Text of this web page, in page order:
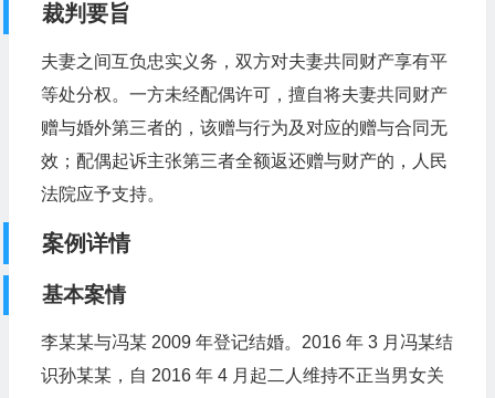
裁判要旨
夫妻之间互负忠实义务，双方对夫妻共同财产享有平
等处分权。一方未经配偶许可，擅自将夫妻共同财产
赠与婚外第三者的，该赠与行为及对应的赠与合同无
效；配偶起诉主张第三者全额返还赠与财产的，人民
法院应予支持。
案例详情
基本案情
李某某与冯某 2009 年登记结婚。2016 年 3 月冯某结
识孙某某，自 2016 年 4 月起二人维持不正当男女关